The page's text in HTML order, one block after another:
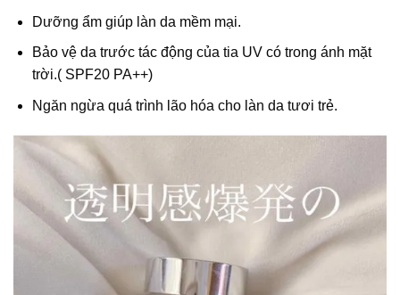
Dưỡng ẩm giúp làn da mềm mại.
Bảo vệ da trước tác động của tia UV có trong ánh mặt
trời.( SPF20 PA++)
Ngăn ngừa quá trình lão hóa cho làn da tươi trẻ.